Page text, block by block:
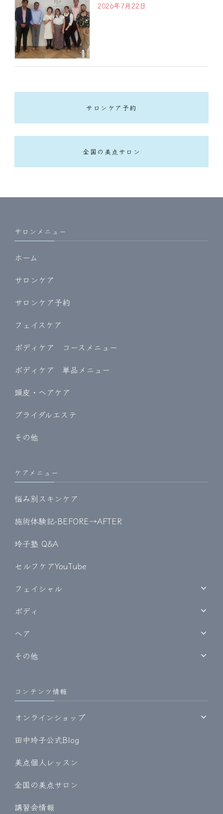
2026年7月22日
サロンケア予約
全国の美点サロン
サロンメニュー
ホーム
サロンケア
サロンケア予約
フェイスケア
ボディケア コースメニュー
ボディケア 単品メニュー
頭皮・ヘアケア
ブライダルエステ
その他
ケアメニュー
悩み別スキンケア
施術体験記-BEFORE→AFTER
玲子塾 Q&A
セルフケアYouTube
フェイシャル
ボディ
ヘア
その他
コンテンツ情報
オンラインショップ
田中玲子公式Blog
美点個人レッスン
全国の美点サロン
講習会情報